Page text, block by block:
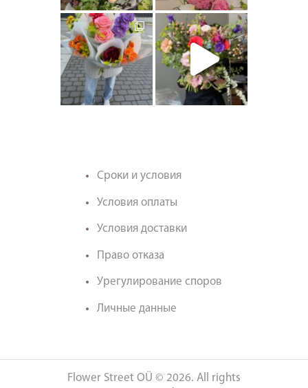
artishokflow artishokflow
Сроки и условия
Условия оплаты
Условия доставки
Право отказа
Урегулирование споров
Личные данные
Flower Street OÜ © 2026. All rights